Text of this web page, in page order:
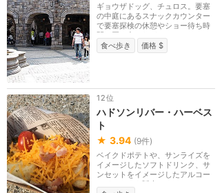
ギョウザドッグ、チュロス。要塞
の中庭にあるスナックカウンター
で要塞探検の休憩やショー待ち時
間の買い出しなど...
食べ歩き
価格 $
12位
ハドソンリバー・ハーベス
ト
★ 3.94 (9件)
ベイクドポテトや、サンライズを
イメージしたソフトドリンク、サ
ンセットをイメージしたアルコー
ルドリンクも販売...